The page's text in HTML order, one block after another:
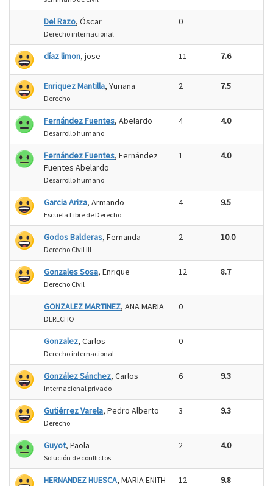
Del Razo, Óscar
Derecho internacional
0
díaz limon, jose 11 7.6
Enriquez Mantilla, Yuriana
Derecho
2 7.5
Fernández Fuentes, Abelardo
Desarrollo humano
4 4.0
Fernández Fuentes, Fernández
Fuentes Abelardo
Desarrollo humano
1 4.0
Garcia Ariza, Armando
Escuela Libre de Derecho
4 9.5
Godos Balderas, Fernanda
Derecho Civil III
2 10.0
Gonzales Sosa, Enrique
Derecho Civil
12 8.7
GONZALEZ MARTINEZ, ANA MARIA
DERECHO
0
Gonzalez, Carlos
Derecho internacional
0
González Sánchez, Carlos
Internacional privado
6 9.3
Gutiérrez Varela, Pedro Alberto
Derecho
3 9.3
Guyot, Paola
Solución de conflictos
2 4.0
HERNANDEZ HUESCA, MARIA ENITH 12 9.8